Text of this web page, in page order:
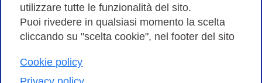
utilizzare tutte le funzionalità del sito.
Puoi rivedere in qualsiasi momento la scelta
cliccando su "scelta cookie", nel footer del sito
Cookie policy
Consortium GARR - Via dei Tizii, 6 - 00185 Roma | Tel.
| CF 97284570583 – PI 07577141000 | Codice
Destinatario 7EU9KEU |